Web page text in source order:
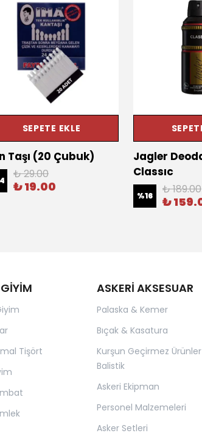
SEPETE EKLE
Taşı (20 Çubuk)
₺ 29.00
₺ 19.00
Jagler
Classıc
%16 ₺ 189.00
₺
Tişört
ASKERİ AKSESUAR
Palaska & Kemer
Bıçak & Kasatura
Kurşun Geçirmez
Balistik
Askeri Ekipman
Personel Malzemeleri
Asker Setleri